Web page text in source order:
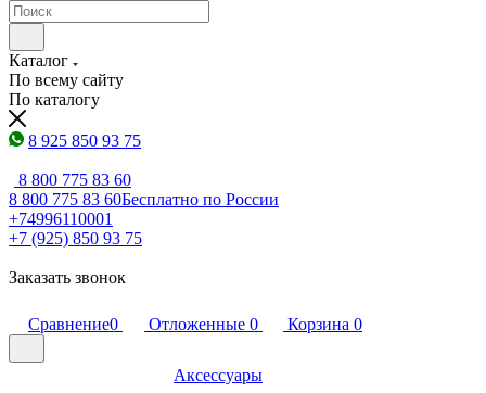
Каталог
По всему сайту
По каталогу
8 925 850 93 75
8 800 775 83 60
8 800 775 83 60Бесплатно по России
+74996110001
+7 (925) 850 93 75
Заказать звонок
Сравнение0 Отложенные 0 Корзина 0
Аксессуары